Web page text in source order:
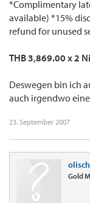
*Complimentary
available) *15%
refund for unused
THB 3,869.00 x 2
Deswegen bin ich
auch irgendwo
23. September 2007
olisch
Gold